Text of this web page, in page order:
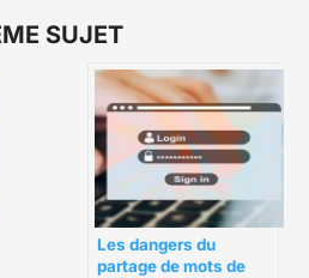
SUJET
Les dangers du
partage de mots de